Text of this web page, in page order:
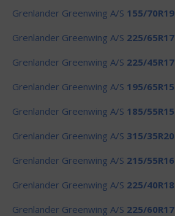
Grenlander Greenwing A/S 155/70R19
Grenlander Greenwing A/S 225/65R17
Grenlander Greenwing A/S 225/45R17
Grenlander Greenwing A/S 195/65R15
Grenlander Greenwing A/S 185/55R15
Grenlander Greenwing A/S 315/35R20
Grenlander Greenwing A/S 215/55R16
Grenlander Greenwing A/S 225/40R18
Grenlander Greenwing A/S 225/60R17